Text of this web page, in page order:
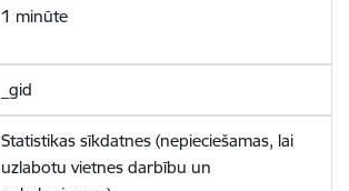
1 minūte
_gid
Statistikas sīkdatnes (nepieciešamas, lai
uzlabotu vietnes darbību un